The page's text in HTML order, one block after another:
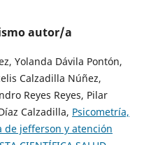
autor/a
Yolanda Dávila Pontón,
Calzadilla Núñez,
Reyes Reyes, Pilar
Calzadilla, Psicometría,
de jefferson y atención